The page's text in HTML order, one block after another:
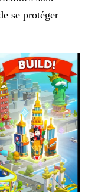
se protéger